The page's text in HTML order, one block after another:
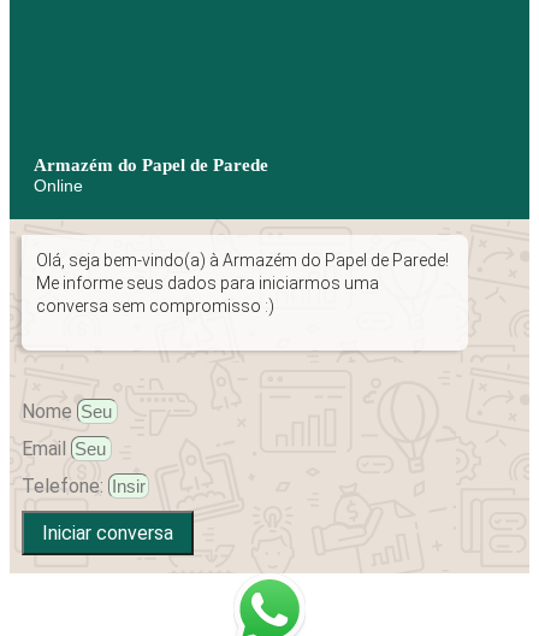
Armazém do Papel de Parede
Online
Olá, seja bem-vindo(a) à Armazém do Papel de Parede!
Me informe seus dados para iniciarmos uma
conversa sem compromisso :)
Nome
Email
Telefone:
Iniciar conversa